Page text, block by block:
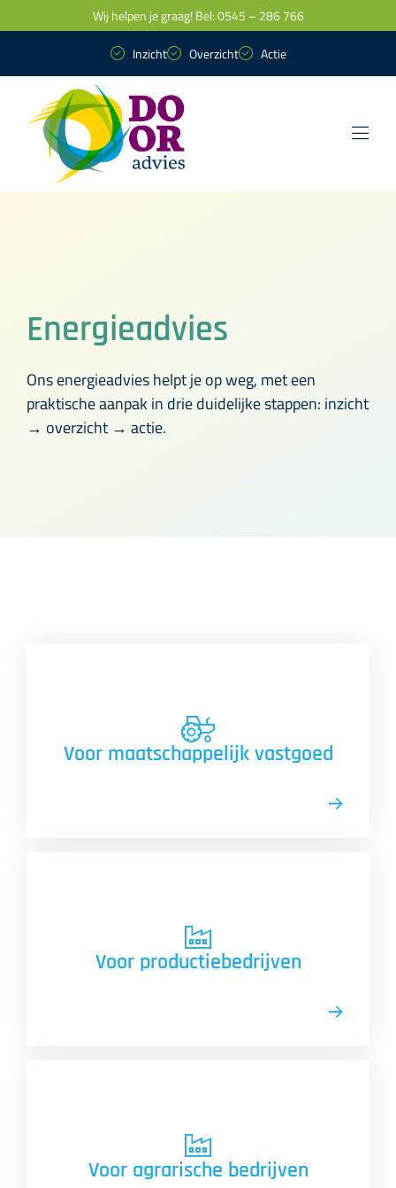
to
Inzicht Overzicht Actie
Wij helpen je graag! Bel: 0545 – 286 766
Energieadvies
Nationaal Isolatie Plan
Energieadvies
Ons energieadvies helpt je op weg, met een
praktische aanpak in drie duidelijke stappen: inzicht
→ overzicht → actie.
Voor maatschappelijk vastgoed
Voor productiebedrijven
Voor agrarische bedrijven